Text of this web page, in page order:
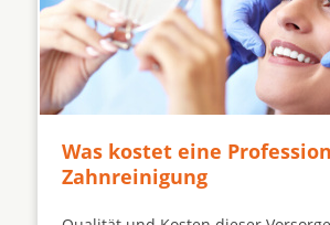
Was kostet eine
Zahnreinigung